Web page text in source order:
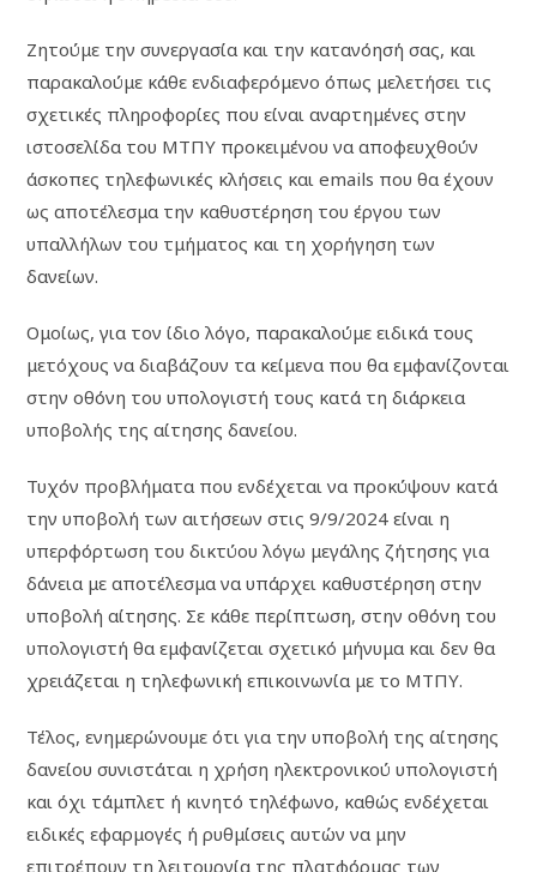
Ζητούμε την συνεργασία και την κατανόησή σας, και
παρακαλούμε κάθε ενδιαφερόμενο όπως μελετήσει τις
σχετικές πληροφορίες που είναι αναρτημένες στην
ιστοσελίδα του ΜΤΠΥ προκειμένου να αποφευχθούν
άσκοπες τηλεφωνικές κλήσεις και emails που θα έχουν
ως αποτέλεσμα την καθυστέρηση του έργου των
υπαλλήλων του τμήματος και τη χορήγηση των
δανείων.
Ομοίως, για τον ίδιο λόγο, παρακαλούμε ειδικά τους
μετόχους να διαβάζουν τα κείμενα που θα εμφανίζονται
στην οθόνη του υπολογιστή τους κατά τη διάρκεια
υποβολής της αίτησης δανείου.
Τυχόν προβλήματα που ενδέχεται να προκύψουν κατά
την υποβολή των αιτήσεων στις 9/9/2024 είναι η
υπερφόρτωση του δικτύου λόγω μεγάλης ζήτησης για
δάνεια με αποτέλεσμα να υπάρχει καθυστέρηση στην
υποβολή αίτησης. Σε κάθε περίπτωση, στην οθόνη του
υπολογιστή θα εμφανίζεται σχετικό μήνυμα και δεν θα
χρειάζεται η τηλεφωνική επικοινωνία με το ΜΤΠΥ.
Τέλος, ενημερώνουμε ότι για την υποβολή της αίτησης
δανείου συνιστάται η χρήση ηλεκτρονικού υπολογιστή
και όχι τάμπλετ ή κινητό τηλέφωνο, καθώς ενδέχεται
ειδικές εφαρμογές ή ρυθμίσεις αυτών να μην
επιτρέπουν τη λειτουργία της πλατφόρμας των